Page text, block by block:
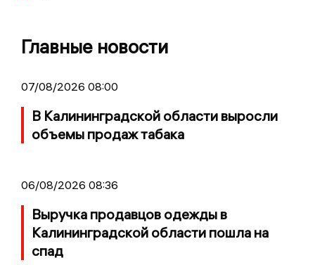
Главные новости
07/08/2026 08:00
В Калининградской области выросли
объемы продаж табака
06/08/2026 08:36
Выручка продавцов одежды в
Калининградской области пошла на
спад